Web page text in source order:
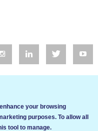
your browsing
purposes. To allow all
tool to manage.
услугите си. Ако